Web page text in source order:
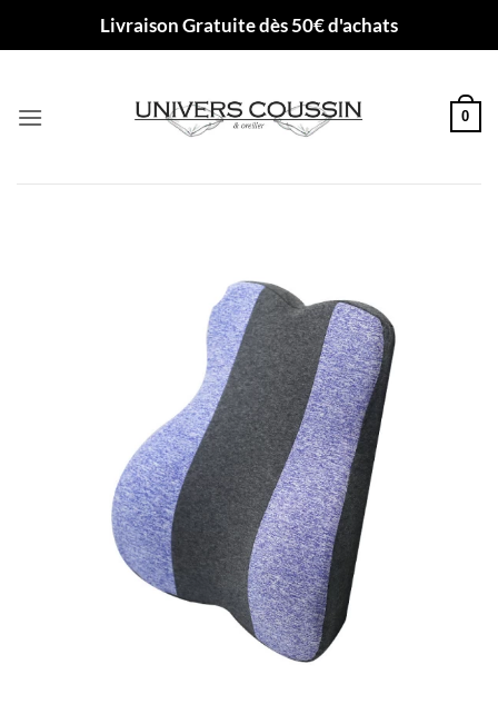
Livraison Gratuite dès 50€ d'achats
0